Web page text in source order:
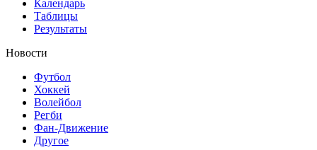
Календарь
Таблицы
Результаты
Новости
Футбол
Хоккей
Волейбол
Регби
Фан-Движение
Другое